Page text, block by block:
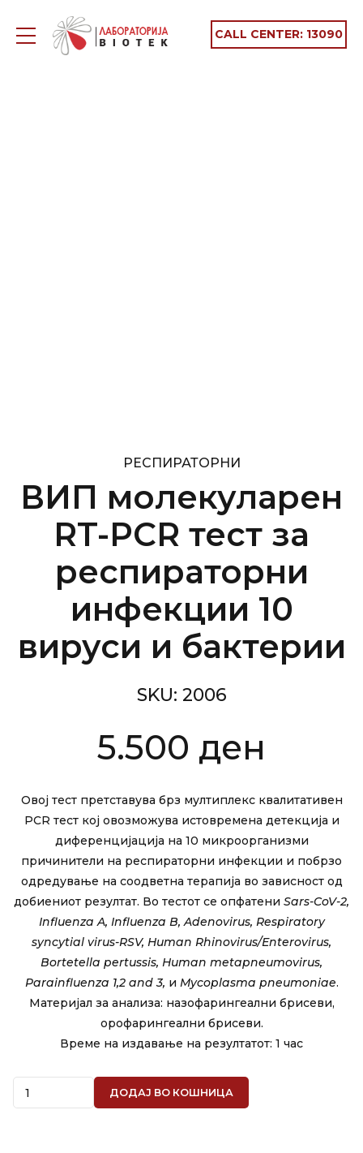
CALL CENTER: 13090
РЕСПИРАТОРНИ
ВИП молекуларен
RT-PCR тест за
респираторни
инфекции 10
вируси и бактерии
SKU: 2006
5.500 ден
Овој тест претставува брз мултиплекс квалитативен
PCR тест кој овозможува истовремена детекција и
диференцијација на 10 микроорганизми
причинители на респираторни инфекции и побрзо
одредување на соодветна терапија во зависност од
добиениот резултат. Во тестот се опфатени Sars-CoV-2,
Influenza A, Influenza B, Adenovirus, Respiratory
syncytial virus-RSV, Human Rhinovirus/Enterovirus,
Bortetella pertussis, Human metapneumovirus,
Parainfluenza 1,2 and 3, и Mycoplasma pneumoniae.
Материјал за анализа: назофарингеални брисеви,
орофарингеални брисеви.
Време на издавање на резултатот: 1 час
Quantity ДОДАЈ ВО КОШНИЦА